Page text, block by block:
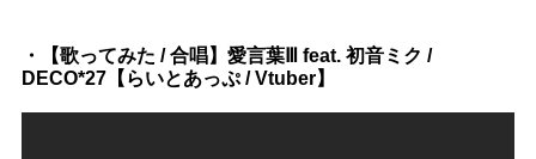
・【歌ってみた / 合唱】愛言葉Ⅲ feat. 初音ミク /
DECO*27【らいとあっぷ / Vtuber】